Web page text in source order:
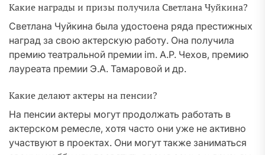
Какие награды и призы получила Светлана Чуйкина?
Светлана Чуйкина была удостоена ряда престижных
наград за свою актерскую работу. Она получила
премию театральной премии im. A.P. Чехов, премию
лауреата премии Э.А. Тамаровой и др.
Какие делают актеры на пенсии?
На пенсии актеры могут продолжать работать в
актерском ремесле, хотя часто они уже не активно
участвуют в проектах. Они могут также заниматься